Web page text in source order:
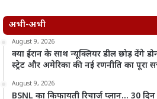
अभी-अभी
August 9, 2026
क्या ईरान के साथ न्यूक्लियर डील छोड़ देंगे
स्ट्रेट और अमेरिका की नई रणनीति का पूरा
August 9, 2026
BSNL का किफायती रिचार्ज प्लान… 30